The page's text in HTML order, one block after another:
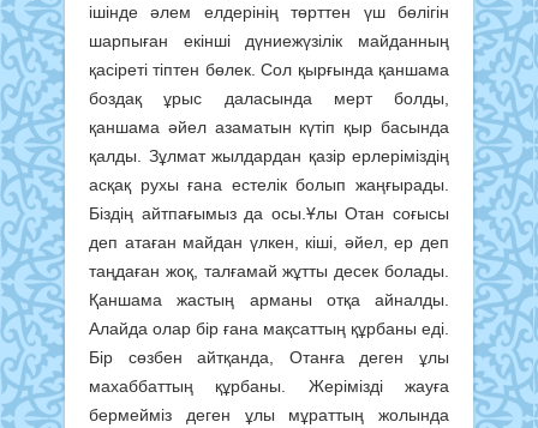
ішінде әлем елдерінің төрттен үш бөлігін
шарпыған екінші дүниежүзілік майданның
қасіреті тіптен бөлек. Сол қырғында қаншама
боздақ ұрыс даласында мерт болды,
қаншама әйел азаматын күтіп қыр басында
қалды. Зұлмат жылдардан қазір ерлеріміздің
асқақ рухы ғана естелік болып жаңғырады.
Біздің айтпағымыз да осы.Ұлы Отан соғысы
деп атаған майдан үлкен, кіші, әйел, ер деп
таңдаған жоқ, талғамай жұтты десек болады.
Қаншама жастың арманы отқа айналды.
Алайда олар бір ғана мақсаттың құрбаны еді.
Бір сөзбен айтқанда, Отанға деген ұлы
махаббаттың құрбаны. Жерімізді жауға
бермейміз деген ұлы мұраттың жолында